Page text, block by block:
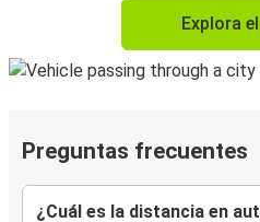
Explora
Preguntas frecuentes
¿Cuál es la distancia en